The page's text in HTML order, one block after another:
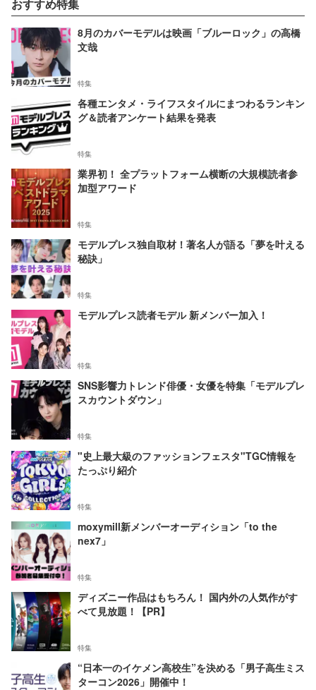
おすすめ特集
8月のカバーモデルは映画「ブルーロック」の高橋
文哉
特集
各種エンタメ・ライフスタイルにまつわるランキン
グ＆読者アンケート結果を発表
特集
業界初！ 全プラットフォーム横断の大規模読者参
加型アワード
特集
モデルプレス独自取材！著名人が語る「夢を叶える
秘訣」
特集
モデルプレス読者モデル 新メンバー加入！
特集
SNS影響力トレンド俳優・女優を特集「モデルプレ
スカウントダウン」
特集
"史上最大級のファッションフェスタ"TGC情報を
たっぷり紹介
特集
moxymill新メンバーオーディション「to the
nex7」
特集
ディズニー作品はもちろん！ 国内外の人気作がす
べて見放題！【PR】
特集
“日本一のイケメン高校生”を決める「男子高生ミス
ターコン2026」開催中！